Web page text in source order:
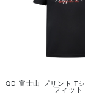
QD 富士山 プリント T
フィット